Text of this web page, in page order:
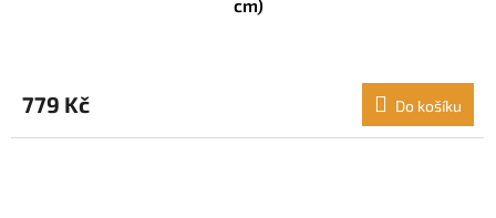
cm)
779 Kč Do košíku